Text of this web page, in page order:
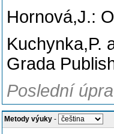
Hornová,J.:
Kuchynka,P.
Grada
Poslední
Metody výuky -